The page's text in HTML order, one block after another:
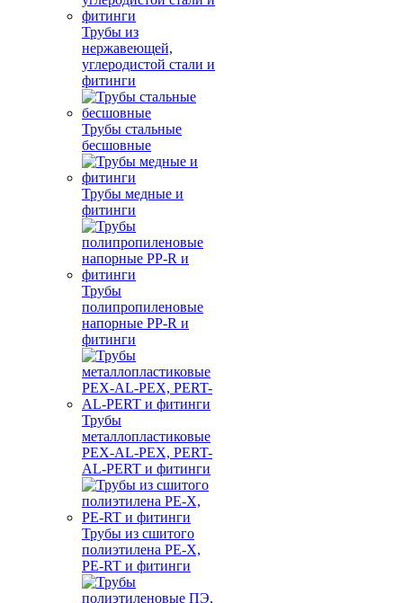
Трубы из
нержавеющей,
углеродистой стали и
фитинги
Трубы стальные
бесшовные
Трубы медные и
фитинги
Трубы
полипропиленовые
напорные PP-R и
фитинги
Трубы
металлопластиковые
PEX-AL-PEX, PERT-
AL-PERT и фитинги
Трубы из сшитого
полиэтилена PE-X,
PE-RT и фитинги